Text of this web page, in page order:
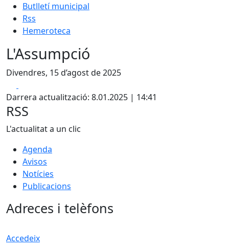
Butlletí municipal
Rss
Hemeroteca
L'Assumpció
Divendres, 15 d’agost de 2025
Darrera actualització: 8.01.2025 | 14:41
RSS
L'actualitat a un clic
Agenda
Avisos
Notícies
Publicacions
Adreces i telèfons
Accedeix